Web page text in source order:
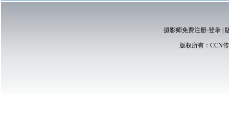
摄影师免费注册-登录|
版权所有： CCN